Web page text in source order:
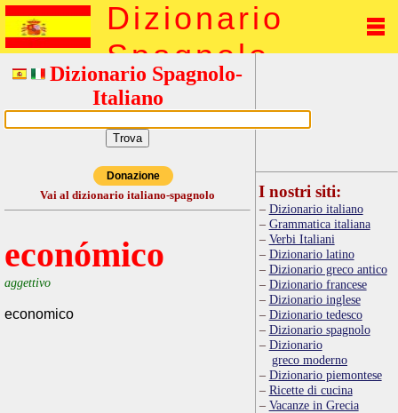
Dizionario
Spagnolo
Dizionario Spagnolo-
Italiano
Donazione
Vai al dizionario italiano-spagnolo
económico
aggettivo
economico
I nostri siti:
Dizionario italiano
Grammatica italiana
Verbi Italiani
Dizionario latino
Dizionario greco antico
Dizionario francese
Dizionario inglese
Dizionario tedesco
Dizionario spagnolo
Dizionario
greco moderno
Dizionario piemontese
Ricette di cucina
Vacanze in Grecia